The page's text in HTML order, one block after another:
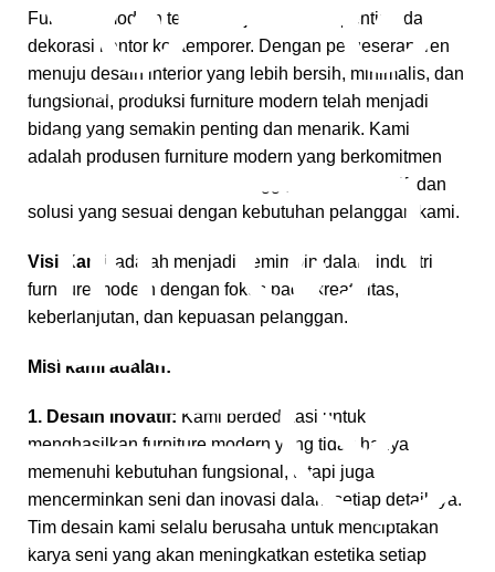
Furniture modern telah menjadi elemen penting dalam
dekorasi kantor kontemporer. Dengan pergeseran tren
menuju desain interior yang lebih bersih, minimalis, dan
fungsional, produksi furniture modern telah menjadi
bidang yang semakin penting dan menarik. Kami
adalah produsen furniture modern yang berkomitmen
untuk memberikan kualitas tinggi, desain inovatif, dan
solusi yang sesuai dengan kebutuhan pelanggan kami.
Visi Kami adalah menjadi pemimpin dalam industri
furniture modern dengan fokus pada kreativitas,
keberlanjutan, dan kepuasan pelanggan.
Misi kami adalah:
1. Desain Inovatif: Kami berdedikasi untuk
menghasilkan furniture modern yang tidak hanya
memenuhi kebutuhan fungsional, tetapi juga
mencerminkan seni dan inovasi dalam setiap detailnya.
Tim desain kami selalu berusaha untuk menciptakan
karya seni yang akan meningkatkan estetika setiap
Gratis Pengiriman
*Snk Berlaku
Pembayaran Online